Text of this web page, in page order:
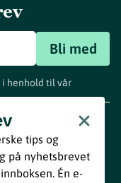
Bli med
i henhold til vår
tips og
på nyhetsbrevet
Én e-